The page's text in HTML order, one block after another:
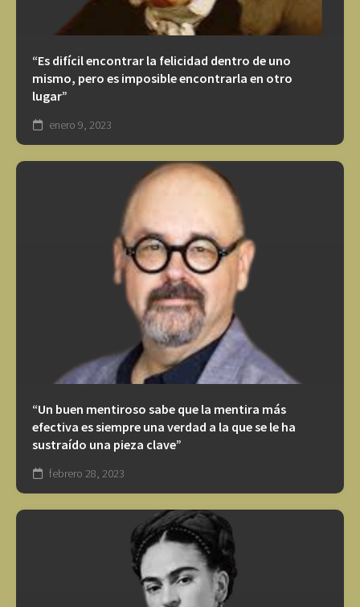
“Es difícil encontrar la felicidad dentro de uno
mismo, pero es imposible encontrarla en otro
lugar”
enero 9, 2023
“Un buen mentiroso sabe que la mentira más
efectiva es siempre una verdad a la que se le ha
sustraído una pieza clave”
febrero 28, 2023